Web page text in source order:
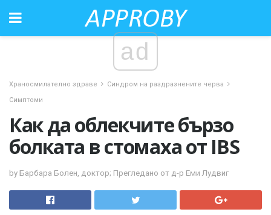
ad
Храносмилателно здраве
Синдром на раздразнените черва
Симптоми
Как да облекчите бързо
болката в стомаха от IBS
by Барбара Болен, доктор; Прегледано от д-р Еми Лудвиг